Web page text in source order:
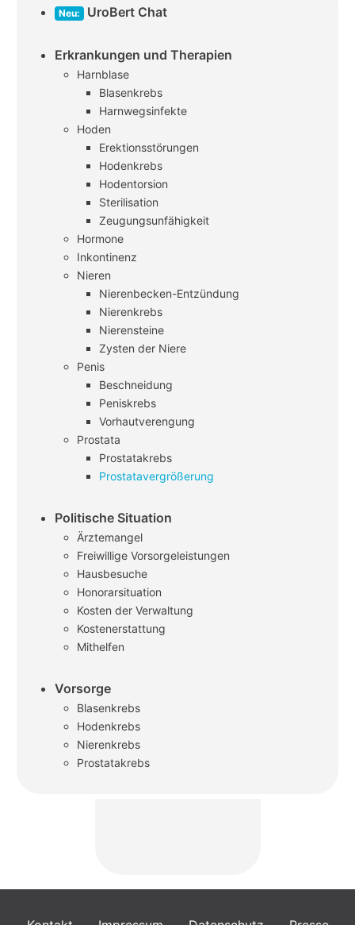
Neu: UroBert Chat
Erkrankungen und Therapien
Harnblase
Blasenkrebs
Harnwegsinfekte
Hoden
Erektionsstörungen
Hodenkrebs
Hodentorsion
Sterilisation
Zeugungsunfähigkeit
Hormone
Inkontinenz
Nieren
Nierenbecken-Entzündung
Nierenkrebs
Nierensteine
Zysten der Niere
Penis
Beschneidung
Peniskrebs
Vorhautverengung
Prostata
Prostatakrebs
Prostatavergrößerung
Politische Situation
Ärztemangel
Freiwillige Vorsorgeleistungen
Hausbesuche
Honorarsituation
Kosten der Verwaltung
Kostenerstattung
Mithelfen
Vorsorge
Blasenkrebs
Hodenkrebs
Nierenkrebs
Prostatakrebs